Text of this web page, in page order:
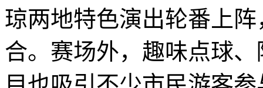
琼两地特色演出轮番上
合。赛场外，趣味点球